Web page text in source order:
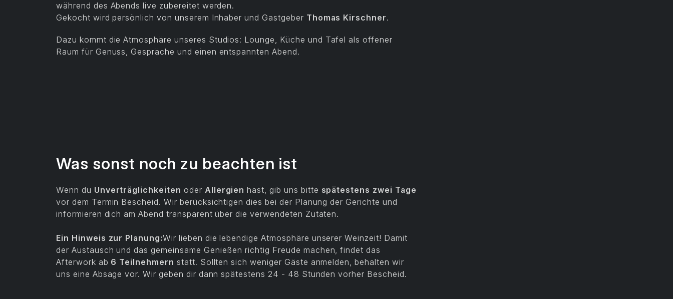
während des Abends live zubereitet werden.
Gekocht wird persönlich von unserem Inhaber und Gastgeber Thomas Kirschner.
Dazu kommt die Atmosphäre unseres Studios: Lounge, Küche und Tafel als offener
Raum für Genuss, Gespräche und einen entspannten Abend.
Was sonst noch zu beachten ist
Wenn du Unverträglichkeiten oder Allergien hast, gib uns bitte spätestens zwei Tage
vor dem Termin Bescheid. Wir berücksichtigen dies bei der Planung der Gerichte und
informieren dich am Abend transparent über die verwendeten Zutaten.
Ein Hinweis zur Planung:Wir lieben die lebendige Atmosphäre unserer Weinzeit! Damit
der Austausch und das gemeinsame Genießen richtig Freude machen, findet das
Afterwork ab 6 Teilnehmern statt. Sollten sich weniger Gäste anmelden, behalten wir
uns eine Absage vor. Wir geben dir dann spätestens 24 - 48 Stunden vorher Bescheid.